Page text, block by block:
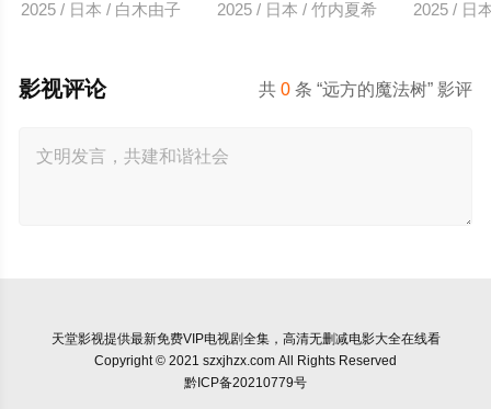
2025 / 日本 / 白木由子 2025 / 日本 / 竹内夏希 2025 / 日
共0 条 “远方的魔法树” 影评
影视评论
天堂影视提供最新免费VIP电视剧全集，高清无删减电影大全在线看
Copyright © 2021 szxjhzx.com All Rights Reserved
黔ICP备20210779号